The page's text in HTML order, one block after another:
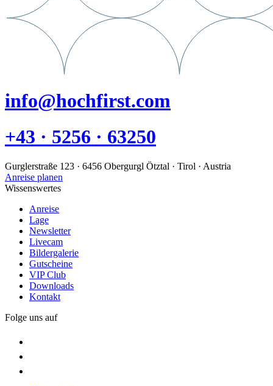
info@hochfirst.com
+43 · 5256 · 63250
Gurglerstraße 123 · 6456 Obergurgl Ötztal · Tirol · Austria
Anreise planen
Wissenswertes
Anreise
Lage
Newsletter
Livecam
Bildergalerie
Gutscheine
VIP Club
Downloads
Kontakt
Folge uns auf